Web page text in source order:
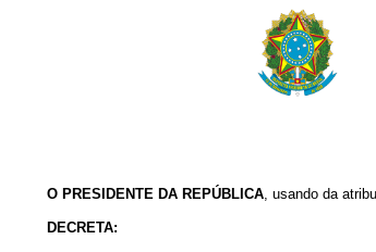
O PRESIDENTE DA REPÚBLICA, usando da
DECRETA: